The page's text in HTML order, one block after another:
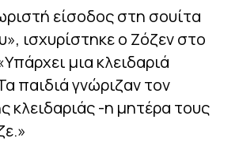
είσοδος στη σουίτα
ισχυρίστηκε ο Ζόζεν στο
μια κλειδαριά
παιδιά γνώριζαν τον
κλειδαριάς -η μητέρα τους